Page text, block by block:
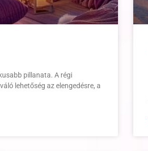
pillanata. A régi
lehetőség az elengedésre, a